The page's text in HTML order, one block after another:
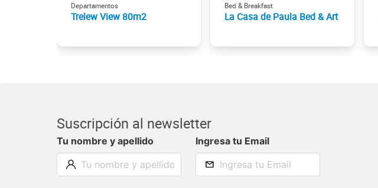
Departamentos
Trelew View 80m2
Bed & Breakfast
La Casa de Paula Bed & Art
Suscripción al newsletter
Tu nombre y apellido Ingresa tu Email